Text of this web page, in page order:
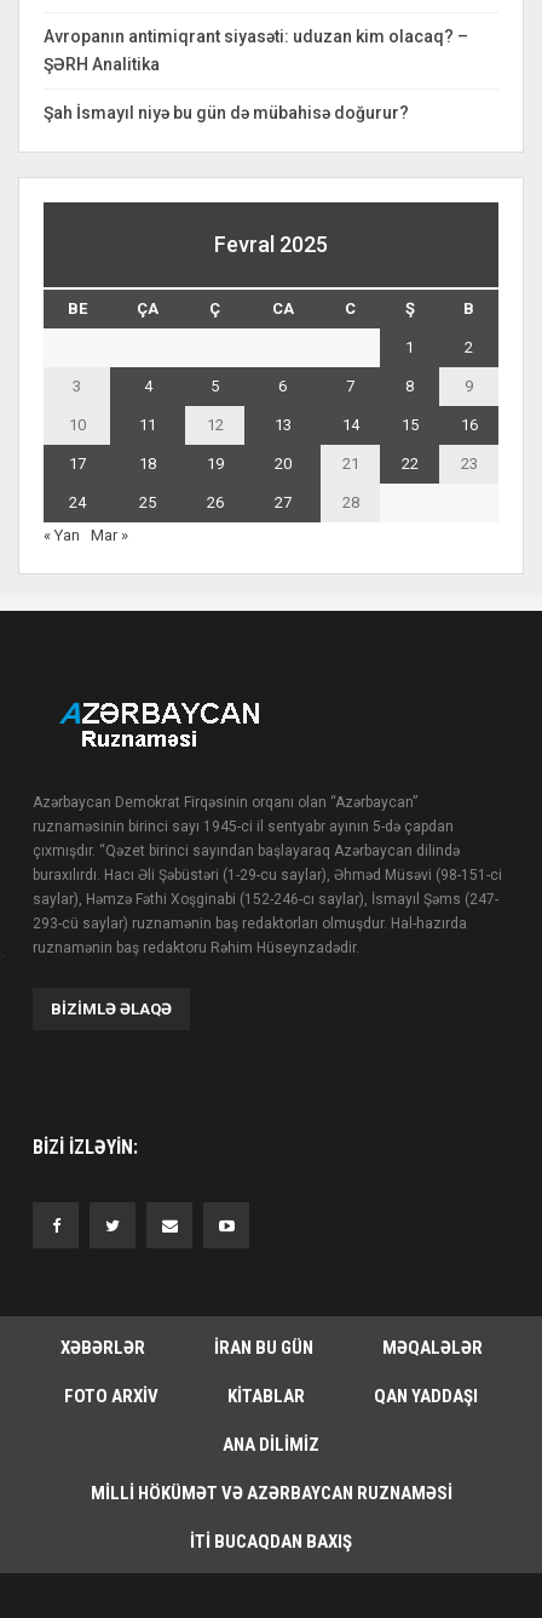
Avropanın antimiqrant siyasəti: uduzan kim olacaq? –
ŞƏRH Analitika
Şah İsmayıl niyə bu gün də mübahisə doğurur?
Fevral 2025
BE ÇA Ç CA C Ş B
1 2
3 4 5 6 7 8 9
10 11 12 13 14 15 16
17 18 19 20 21 22 23
24 25 26 27
28
« Yan
Mar »
Azərbaycan Demokrat Firqəsinin orqanı olan “Azərbaycan”
ruznaməsinin birinci sayı 1945-ci il sentyabr ayının 5-də çapdan
çıxmışdır. “Qəzet birinci sayından başlayaraq Azərbaycan dilində
buraxılırdı. Hacı Əli Şəbüstəri (1-29-cu saylar), Əhməd Müsəvi (98-151-ci
saylar), Həmzə Fəthi Xoşginabi (152-246-cı saylar), İsmayıl Şəms (247-
293-cü saylar) ruznamənin baş redaktorları olmuşdur. Hal-hazırda
ruznamənin baş redaktoru Rəhim Hüseynzadədir.
BIZIMLƏ ƏLAQƏ
BIZI IZLƏYIN:
XƏBƏRLƏR İRAN BU GÜN MƏQALƏLƏR
FOTO ARXIV KITABLAR QAN YADDAŞI
ANA DILIMIZ
MILLI HÖKÜMƏT VƏ AZƏRBAYCAN RUZNAMƏSI
İTI BUCAQDAN BAXIŞ